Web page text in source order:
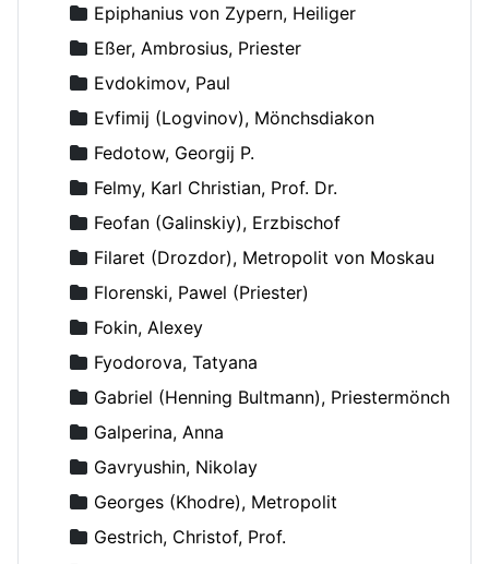
Epiphanius von Zypern, Heiliger
Eßer, Ambrosius, Priester
Evdokimov, Paul
Evfimij (Logvinov), Mönchsdiakon
Fedotow, Georgij P.
Felmy, Karl Christian, Prof. Dr.
Feofan (Galinskiy), Erzbischof
Filaret (Drozdor), Metropolit von Moskau
Florenski, Pawel (Priester)
Fokin, Alexey
Fyodorova, Tatyana
Gabriel (Henning Bultmann), Priestermönch
Galperina, Anna
Gavryushin, Nikolay
Georges (Khodre), Metropolit
Gestrich, Christof, Prof.